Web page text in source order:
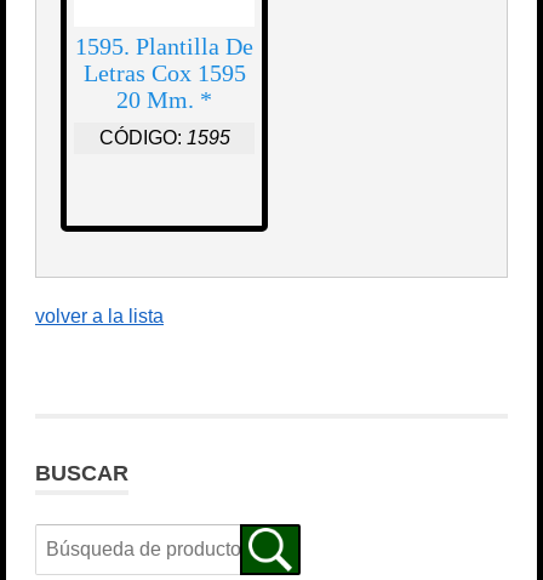
1595. Plantilla De
Letras Cox 1595
20 Mm. *
CÓDIGO: 1595
volver a la lista
BUSCAR